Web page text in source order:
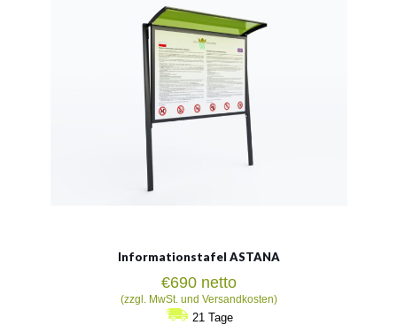
160x120cm
Siehe mehr
Informationstafel ASTANA
€690 netto
(zzgl. MwSt. und Versandkosten)
21 Tage